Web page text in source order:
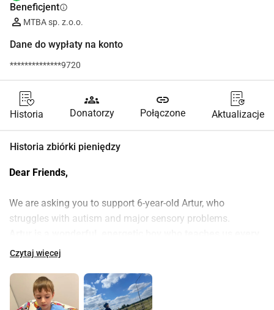
Beneficjentinfo
MTBA sp. z.o.o.
Dane do wypłaty na konto
**************9720
Historia
groups
Donatorzy
link
Połączone Aktualizacje
Historia zbiórki pieniędzy
Dear Friends,
We are asking you to support 6-year-old Artur, who
struggles with autism and major sensory problems.
day what it means to fight adversity.
inspiration for us.
Czytaj więcej